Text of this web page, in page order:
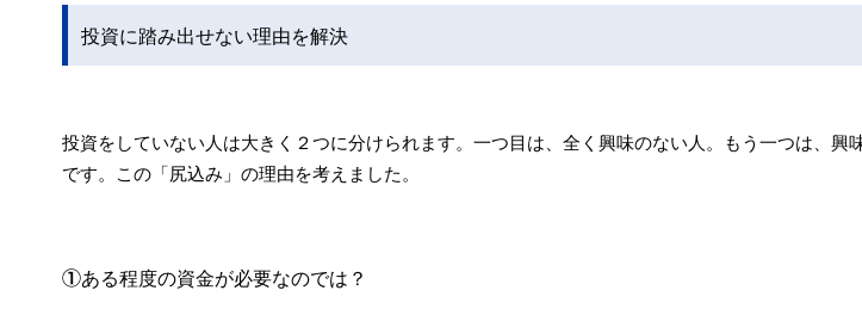
投資に踏み出せない理由を解決
投資をしていない人は大きく２つに分けられます。一つ目は、全く興味のない人。もう一つは、興
です。この「尻込み」の理由を考えました。
①ある程度の資金が必要なのでは？